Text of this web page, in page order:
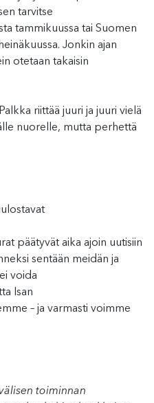
tarvitse
tammikuussa tai Suomen
heinäkuussa. Jonkin ajan
otetaan takaisin
Palkka riittää juuri ja juuri vielä
lle nuore lle, mutta perhettä
päätyvät aika ajoin uutisiin
sentään meidän ja
ei voida
Isan
– ja varmasti voimme
toiminnan